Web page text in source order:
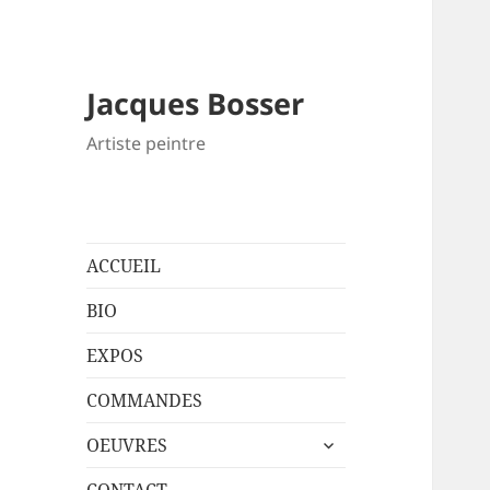
Jacques Bosser
Artiste peintre
ACCUEIL
BIO
EXPOS
COMMANDES
OEUVRES
ouvrir